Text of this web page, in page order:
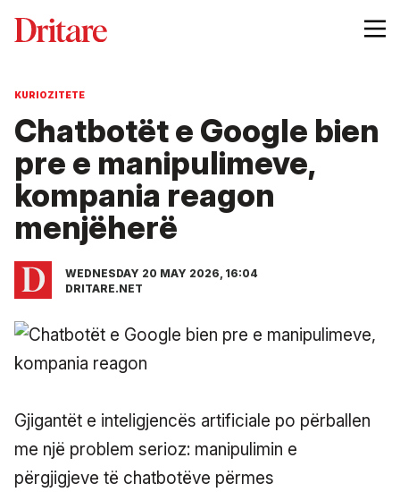
KURIOZITETE
Chatbotët e Google bien
pre e manipulimeve,
kompania reagon
menjëherë
WEDNESDAY 20 MAY 2026, 16:04
DRITARE.NET
Gjigantët e inteligjencës artificiale po përballen
me një problem serioz: manipulimin e
përgjigjeve të chatbotëve përmes